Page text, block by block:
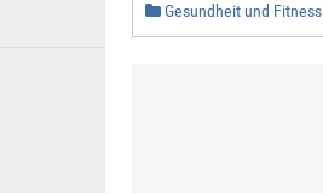
Gesundheit und Fitness